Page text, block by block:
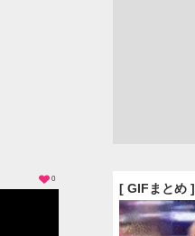
0
[ GIFまとめ ]